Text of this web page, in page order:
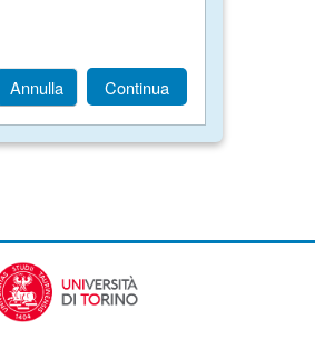
Annulla Continua